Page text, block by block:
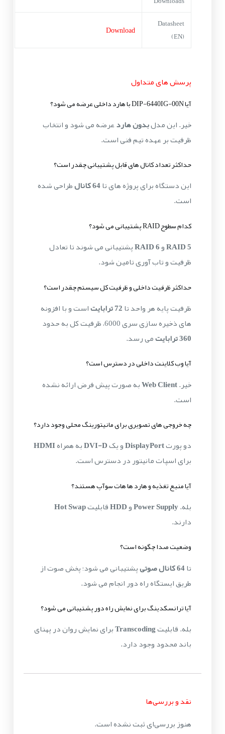
Datasheet
(EN)
Download
پرسش های متداول
آیا DIP-6440IG-00N با هارد داخلی عرضه می شود؟
خیر. این مدلبدون هاردعرضه می شود و انتخاب
ظرفیت بر عهده تیم فنی است.
حداکثر تعداد کانال های قابل پشتیبانی چقدر است؟
این دستگاه برای پروژه های تا64 کانال
طراحی شده
است.
کدام سطوح RAID پشتیبانی می شود؟
RAID 5وRAID 6پشتیبانی می شوند تا تعادل
ظرفیت و تاب آوری تامین شود.
حداکثر ظرفیت داخلی و ظرفیت کل سیستم چقدر است؟
ظرفیت پایه هر واحد تا72 ترابایت
است و با افزونه
های ذخیره سازی سری 6000، ظرفیت کل به حدود
360 ترابایت
می رسد.
آیا وب کلاینت داخلی در دسترس است؟
خیر.Web Clientبه صورت پیش فرض ارائه نشده
است.
چه خروجی های تصویری برای مانیتورینگ محلی وجود دارد؟
دو پورتDisplayPortو یکDVI-Dبه همراهHDMI
برای اسپات مانیتور در دسترس است.
آیا منبع تغذیه و هارد ها هات سوآپ هستند؟
بله.Power SupplyوHDDقابلیتHot Swap
دارند.
وضعیت صدا چگونه است؟
تا64 کانال صوتی
پشتیبانی می شود؛ پخش صوت از
طریق ایستگاه راه دور انجام می شود.
آیا ترانسکدینگ برای نمایش راه دور پشتیبانی می شود؟
بله. قابلیتTranscodingبرای نمایش روان در پهنای
باند محدود وجود دارد.
نقد و بررسی‌ها
هنوز بررسی‌ای ثبت نشده است.